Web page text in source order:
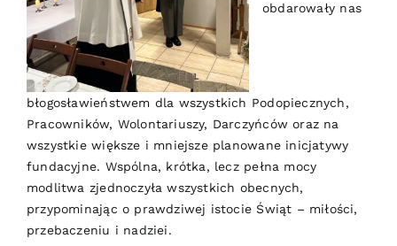
obdarowały nas
błogosławieństwem dla wszystkich Podopiecznych,
Pracowników, Wolontariuszy, Darczyńców oraz na
wszystkie większe i mniejsze planowane inicjatywy
fundacyjne. Wspólna, krótka, lecz pełna mocy
modlitwa zjednoczyła wszystkich obecnych,
przypominając o prawdziwej istocie Świąt – miłości,
przebaczeniu i nadziei.